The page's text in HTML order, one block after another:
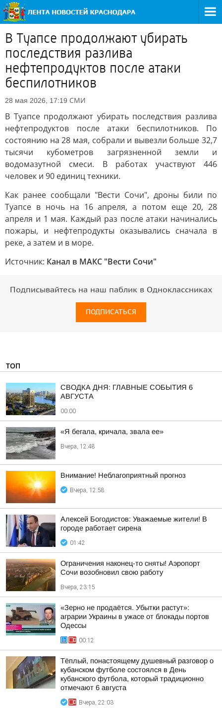
В Туапсе продолжают убирать
последствия разлива
нефтепродуктов после атаки
беспилотников
28 мая 2026, 17:19 СМИ
В Туапсе продолжают убирать последствия разлива
нефтепродуктов после атаки беспилотников. По
состоянию на 28 мая, собрали и вывезли больше 32,7
тысячи кубометров загрязненной земли и
водомазутной смеси. В работах участвуют 446
человек и 90 единиц техники.
Как ранее сообщали "Вести Сочи", дроны били по
Туапсе в ночь на 16 апреля, а потом еще 20, 28
апреля и 1 мая. Каждый раз после атаки начинались
пожары, и нефтепродукты оказывались сначала в
реке, а затем и в море.
Источник: Канал в МАКС "Вести Сочи"
Подписывайтесь на наш паблик в Одноклассниках
ПОДПИСАТЬСЯ
ТОП
СВОДКА ДНЯ: ГЛАВНЫЕ СОБЫТИЯ 6
АВГУСТА
00:00
«Я бегала, кричала, звала ее»
Вчера, 12:48
Внимание! Неблагоприятный прогноз
Вчера, 12:58
Алексей Богодистов: Уважаемые жители! В
городе работает сирена
01:42
Ограничения наконец-то сняты! Аэропорт
Сочи возобновил свою работу
Вчера, 23:15
«Зерно не продаётся. Убытки растут»:
аграрии Украины в ужасе от блокады портов
Одессы
00:12
Тёплый, понастоящему душевный разговор о
кубанском футболе состоялся в День
кубанского футбола, который традиционно
отмечают 6 августа
Вчера, 22:03